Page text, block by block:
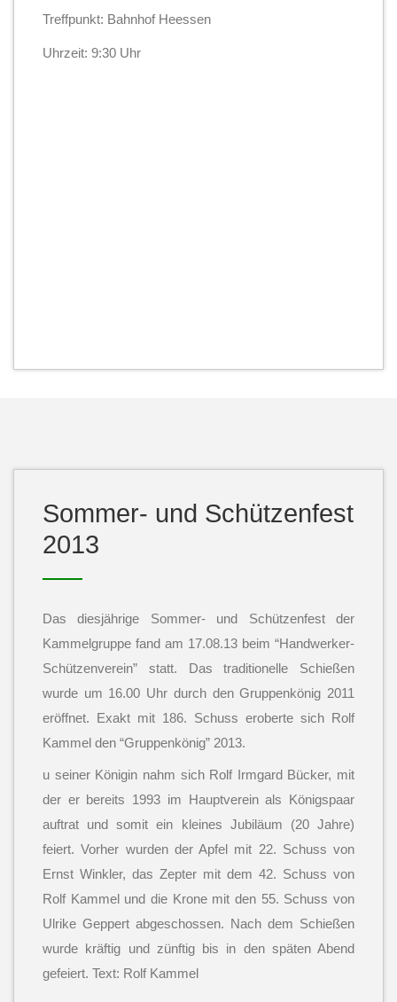
Treffpunkt: Bahnhof Heessen
Uhrzeit: 9:30 Uhr
Sommer- und Schützenfest
2013
Das diesjährige Sommer- und Schützenfest der
Kammelgruppe fand am 17.08.13 beim “Handwerker-
Schützenverein” statt. Das traditionelle Schießen
wurde um 16.00 Uhr durch den Gruppenkönig 2011
eröffnet. Exakt mit 186. Schuss eroberte sich Rolf
Kammel den “Gruppenkönig” 2013.
u seiner Königin nahm sich Rolf Irmgard Bücker, mit
der er bereits 1993 im Hauptverein als Königspaar
auftrat und somit ein kleines Jubiläum (20 Jahre)
feiert. Vorher wurden der Apfel mit 22. Schuss von
Ernst Winkler, das Zepter mit dem 42. Schuss von
Rolf Kammel und die Krone mit den 55. Schuss von
Ulrike Geppert abgeschossen. Nach dem Schießen
wurde kräftig und zünftig bis in den späten Abend
gefeiert. Text: Rolf Kammel